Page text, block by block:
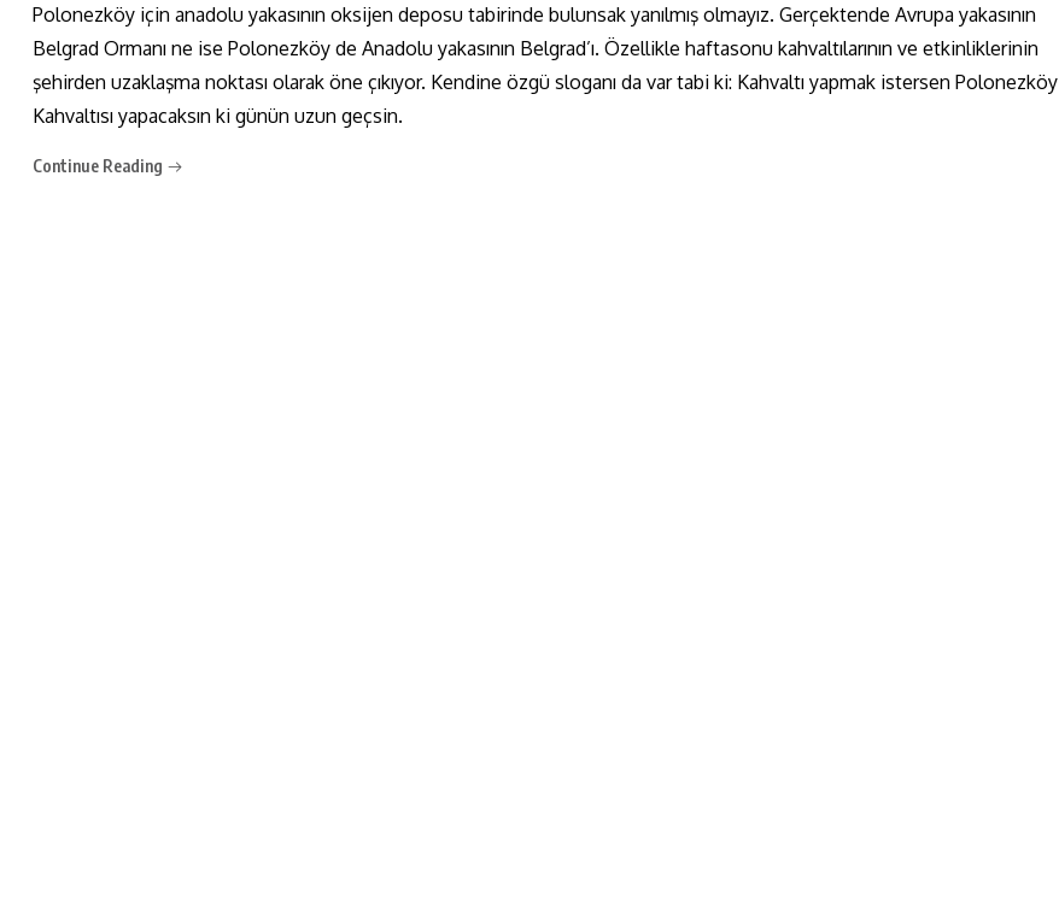
Polonezköy için anadolu yakasının oksijen deposu tabirinde bulunsak yanılmış olmayız. Gerçektende Avrupa yakasının
Belgrad Ormanı ne ise Polonezköy de Anadolu yakasının Belgrad’ı. Özellikle haftasonu kahvaltılarının ve etkinliklerinin
şehirden uzaklaşma noktası olarak öne çıkıyor. Kendine özgü sloganı da var tabi ki: Kahvaltı yapmak istersen Polonezköy
Kahvaltısı yapacaksın ki günün uzun geçsin.
Continue Reading